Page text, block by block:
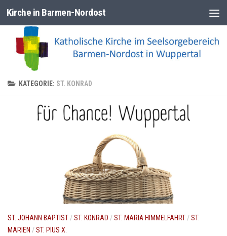
Zum Inhalt springen
Kirche in Barmen-Nordost
KATEGORIE: ST. KONRAD
ST. JOHANN BAPTIST /ST. KONRAD /ST. MARIÄ HIMMELFAHRT /ST.
MARIEN /ST. PIUS X.